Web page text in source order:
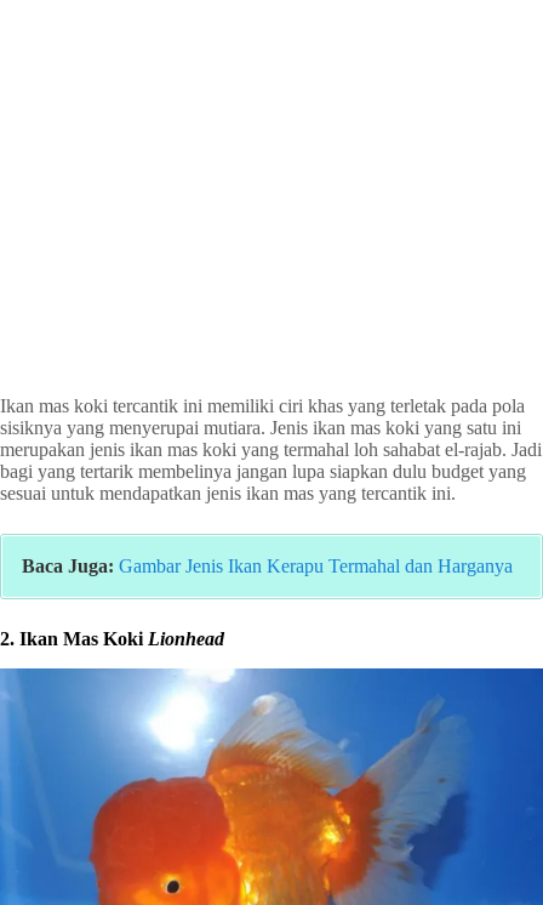
Ikan mas koki tercantik ini memiliki ciri khas yang terletak pada pola
sisiknya yang menyerupai mutiara. Jenis ikan mas koki yang satu ini
merupakan jenis ikan mas koki yang termahal loh sahabat el-rajab. Jadi
bagi yang tertarik membelinya jangan lupa siapkan dulu budget yang
sesuai untuk mendapatkan jenis ikan mas yang tercantik ini.
Baca Juga: Gambar Jenis Ikan Kerapu Termahal dan Harganya
2. Ikan Mas Koki Lionhead